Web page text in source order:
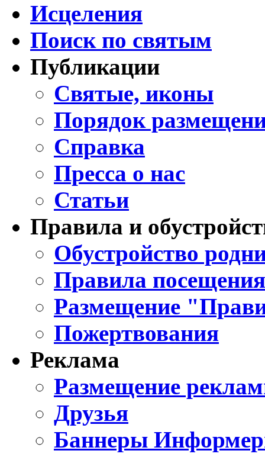
Исцеления
Поиск по святым
Публикации
Святые, иконы
Порядок
Справка
Пресса о нас
Статьи
Правила и
Обустройство
Правила
Размещение
Пожертвования
Реклама
Размещение
Друзья
Баннеры